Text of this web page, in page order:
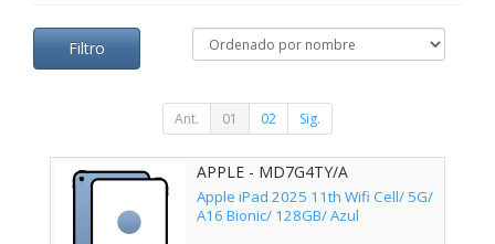
Filtro
Ant. 01 02 Sig.
APPLE - MD7G4TY/A
Apple iPad 2025 11th Wifi Cell/ 5G/
A16 Bionic/ 128GB/ Azul